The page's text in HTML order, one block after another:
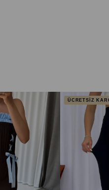
ÜCRETSİZ